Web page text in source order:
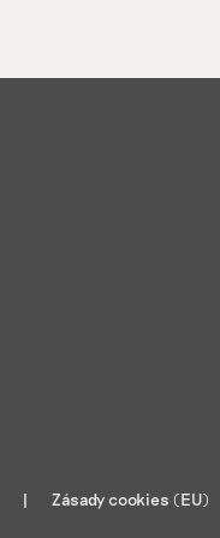
Zásady cookies (EU)